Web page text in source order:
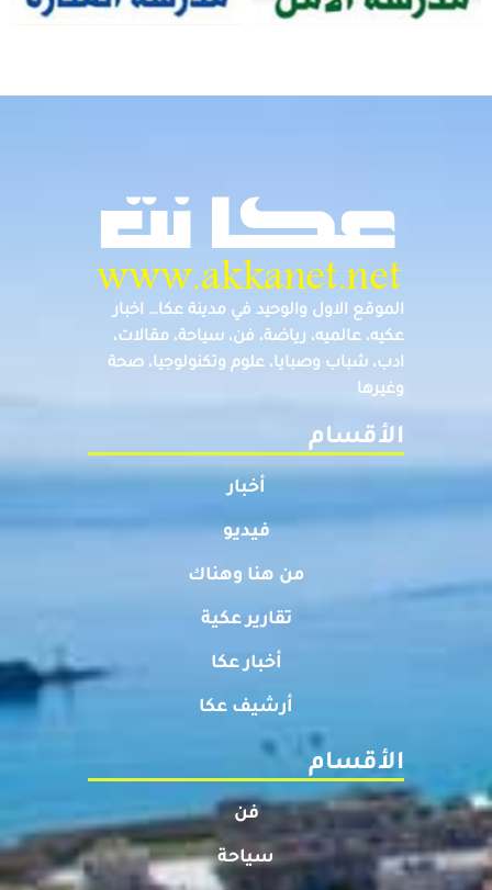
الموقع الاول والوحيد في مدينة عكا… اخبار
عكيه، عالميه، رياضة، فن، سياحة، مقالات،
ادب، شباب وصبايا، علوم وتكنولوجيا، صحة
وغيرها
الأقسام
أخبار
فيديو
من هنا وهناك
تقارير عكية
أخبار عكا
أرشيف عكا
الأقسام
فن
سياحة